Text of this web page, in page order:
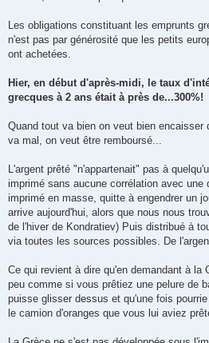
Les obligations constituant les emprunts
n'est pas par générosité que les petits
ont achetées.
Hier, en début d'après-midi, le taux
grecques à 2 ans était à près de...300%!
Quand tout va bien on veut bien
va mal, on veut être remboursé...
L'argent prêté "n'appartenait" pas à
imprimé sans aucune corrélation avec une
imprimé en masse, quitte à engendrer un
arrive aujourd'hui, alors que nous nous
de l'hiver de Kondratiev) Puis distribué à
via toutes les sources possibles. De
Ce qui revient à dire qu'en demandant à la
peu comme si vous prêtiez une pelure de
puisse glisser dessus et qu'une fois
le camion d'oranges que vous lui aviez